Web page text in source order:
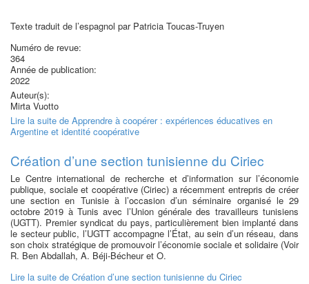
Texte traduit de l’espagnol par Patricia Toucas-Truyen
Numéro de revue:
364
Année de publication:
2022
Auteur(s):
Mirta Vuotto
Lire la suite de Apprendre à coopérer : expériences éducatives en
Argentine et identité coopérative
Création d’une section tunisienne du Ciriec
Le Centre international de recherche et d’information sur l’économie
publique, sociale et coopérative (Ciriec) a récemment entrepris de créer
une section en Tunisie à l’occasion d’un séminaire organisé le 29
octobre 2019 à Tunis avec l’Union générale des travailleurs tunisiens
(UGTT). Premier syndicat du pays, particulièrement bien implanté dans
le secteur public, l’UGTT accompagne l’État, au sein d’un réseau, dans
son choix stratégique de promouvoir l’économie sociale et solidaire (Voir
R. Ben Abdallah, A. Béji-Bécheur et O.
Lire la suite de Création d’une section tunisienne du Ciriec